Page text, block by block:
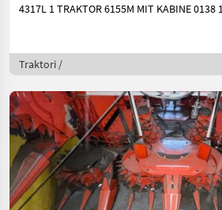
4317L 1 TRAKTOR
Traktori /